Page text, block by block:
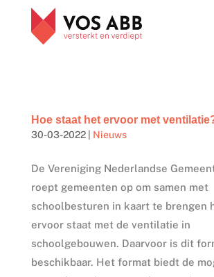
Hoe staat het ervoor met
30-03-2022| Nieuws
De Vereniging Nederlandse
roept gemeenten op om samen met
schoolbesturen in kaart te brengen
ervoor staat met de ventilatie in
schoolgebouwen. Daarvoor is dit
beschikbaar. Het format biedt de